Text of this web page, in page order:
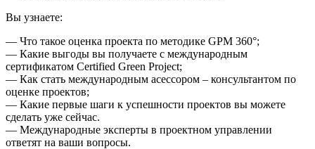
Вы узнаете:
— Что такое оценка проекта по методике GPM 360°;
— Какие выгоды вы получаете с международным
сертификатом Certified Green Project;
— Как стать международным асессором – консультантом по
оценке проектов;
— Какие первые шаги к успешности проектов вы можете
сделать уже сейчас.
— Международные эксперты в проектном управлении
ответят на ваши вопросы.